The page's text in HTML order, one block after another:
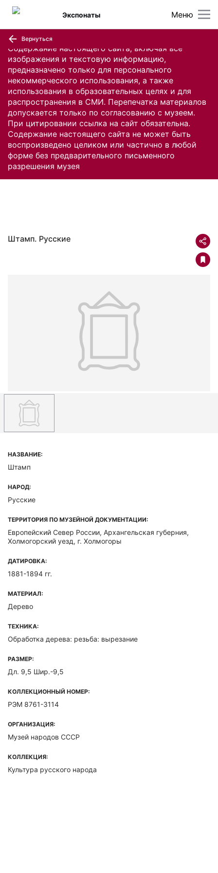
Содержание настоящего сайта, включая все
изображения и текстовую информацию,
предназначено только для персонального
некоммерческого использования, а также
использования в образовательных целях и для
распространения в СМИ. Перепечатка материалов
допускается только по согласованию с музеем.
При цитировании ссылка на сайт обязательна.
Содержание настоящего сайта не может быть
воспроизведено целиком или частично в любой
форме без предварительного письменного
разрешения музея
Меню
Экспонаты
Вернуться
Штамп. Русские
НАЗВАНИЕ:
Штамп
НАРОД:
Русские
ТЕРРИТОРИЯ ПО МУЗЕЙНОЙ ДОКУМЕНТАЦИИ:
Европейский Север России, Архангельская губерния,
Холмогорский уезд, г. Холмогоры
ДАТИРОВКА:
1881-1894 гг.
МАТЕРИАЛ:
Дерево
ТЕХНИКА:
Обработка дерева: резьба: вырезание
РАЗМЕР:
Дл. 9,5 Шир.-9,5
КОЛЛЕКЦИОННЫЙ НОМЕР:
РЭМ 8761-3114
ОРГАНИЗАЦИЯ:
Музей народов СССР
КОЛЛЕКЦИЯ:
Культура русского народа